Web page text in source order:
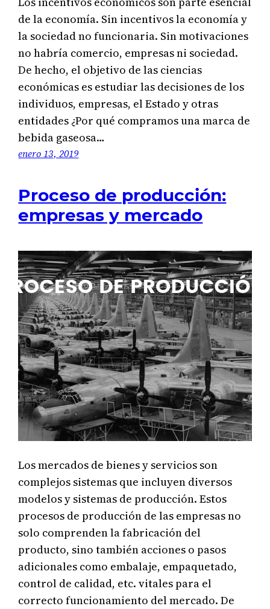
de la economía. Sin incentivos la economía y
la sociedad no funcionaria. Sin motivaciones
no habría comercio, empresas ni sociedad.
De hecho, el objetivo de las ciencias
económicas es estudiar las decisiones de los
individuos, empresas, el Estado y otras
entidades ¿Por qué compramos una marca de
bebida gaseosa…
enero 13, 2019
Proceso de producción:
empresas y mercado
Los mercados de bienes y servicios son
complejos sistemas que incluyen diversos
modelos y sistemas de producción. Estos
procesos de producción de las empresas no
solo comprenden la fabricación del
producto, sino también acciones o pasos
adicionales como embalaje, empaquetado,
control de calidad, etc. vitales para el
correcto funcionamiento del mercado. De